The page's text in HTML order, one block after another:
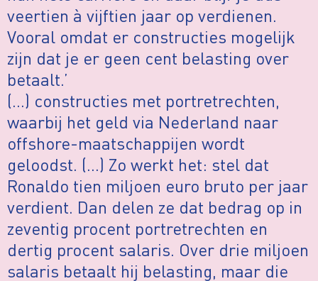
veertien à vijftien jaar op verdienen.
Vooral omdat er constructies mogelijk
zijn dat je er geen cent belasting over
betaalt.’
(…) constructies met portretrechten,
waarbij het geld via Nederland naar
offshore-maatschappijen wordt
geloodst. (…) Zo werkt het: stel dat
Ronaldo tien miljoen euro bruto per jaar
verdient. Dan delen ze dat bedrag op in
zeventig procent portretrechten en
dertig procent salaris. Over drie miljoen
salaris betaalt hij belasting, maar die